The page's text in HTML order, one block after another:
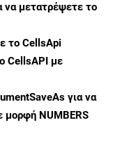
να μετατρέψετε το
το CellsApi
CellsAPI με
για να
μορφή NUMBERS